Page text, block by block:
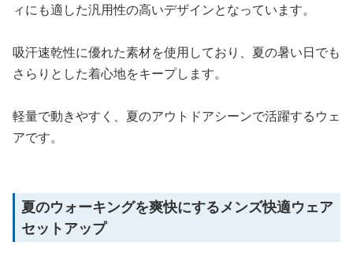
ィにも適した汎用性の高いデザインとなっています。
吸汗速乾性に優れた素材を使用しており、夏の暑い日でも
さらりとした着心地をキープします。
軽量で動きやすく、夏のアウトドアシーンで活躍するウェ
アです。
夏のウォーキングを爽快にするメンズ快適ウェア
セットアップ